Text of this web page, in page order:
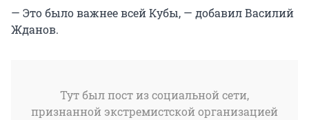
— Это было важнее всей Кубы, — добавил Василий
Жданов.
Тут был пост из социальной сети,
признанной экстремистской организацией